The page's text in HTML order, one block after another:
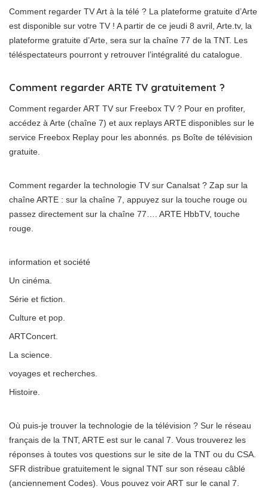
Comment regarder TV Art à la télé ? La plateforme gratuite d’Arte
est disponible sur votre TV ! A partir de ce jeudi 8 avril, Arte.tv, la
plateforme gratuite d’Arte, sera sur la chaîne 77 de la TNT. Les
téléspectateurs pourront y retrouver l’intégralité du catalogue.
Comment regarder ARTE TV gratuitement ?
Comment regarder ART TV sur Freebox TV ? Pour en profiter,
accédez à Arte (chaîne 7) et aux replays ARTE disponibles sur le
service Freebox Replay pour les abonnés. ps Boîte de télévision
gratuite.
Comment regarder la technologie TV sur Canalsat ? Zap sur la
chaîne ARTE : sur la chaîne 7, appuyez sur la touche rouge ou
passez directement sur la chaîne 77…. ARTE HbbTV, touche
rouge.
information et société
Un cinéma.
Série et fiction.
Culture et pop.
ARTConcert.
La science.
voyages et recherches.
Histoire.
Où puis-je trouver la technologie de la télévision ? Sur le réseau
français de la TNT, ARTE est sur le canal 7. Vous trouverez les
réponses à toutes vos questions sur le site de la TNT ou du CSA.
SFR distribue gratuitement le signal TNT sur son réseau câblé
(anciennement Codes). Vous pouvez voir ART sur le canal 7.